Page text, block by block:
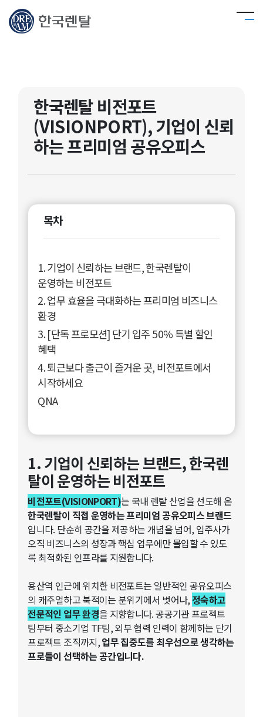
한국렌탈 비전포트
(VISIONPORT), 기업이 신뢰
하는 프리미엄 공유오피스
목차
1. 기업이 신뢰하는 브랜드, 한국렌탈이
운영하는 비전포트
2. 업무 효율을 극대화하는 프리미엄 비즈니스
환경
3. [단독 프로모션] 단기 입주 50% 특별 할인
혜택
4. 퇴근보다 출근이 즐거운 곳, 비전포트에서
시작하세요
QNA
1. 기업이 신뢰하는 브랜드, 한국렌
탈이 운영하는 비전포트
비전포트(VISIONPORT)는 국내 렌탈 산업을 선도해 온
한국렌탈이 직접 운영하는 프리미엄 공유오피스 브랜드
입니다. 단순히 공간을 제공하는 개념을 넘어, 입주사가
오직 비즈니스의 성장과 핵심 업무에만 몰입할 수 있도
록 최적화된 인프라를 지원합니다.
용산역 인근에 위치한 비전포트는 일반적인 공유오피스
의 캐주얼하고 북적이는 분위기에서 벗어나,정숙하고
전문적인 업무 환경을 지향합니다. 공공기관 프로젝트
팀부터 중소기업 TF팀, 외부 협력 인력이 함께하는 단기
프로젝트 조직까지,업무 집중도를 최우선으로 생각하는
프로들이 선택하는 공간입니다.